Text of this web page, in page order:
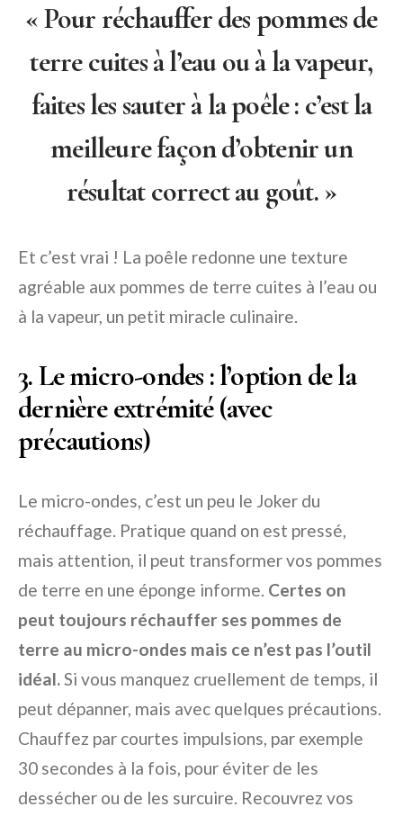
« Pour réchauffer des pommes de
terre cuites à l’eau ou à la vapeur,
faites les sauter à la poêle : c’est la
meilleure façon d’obtenir un
résultat correct au goût. »
Et c’est vrai ! La poêle redonne une texture
agréable aux pommes de terre cuites à l’eau ou
à la vapeur, un petit miracle culinaire.
3. Le micro-ondes : l’option de la
dernière extrémité (avec
précautions)
Le micro-ondes, c’est un peu le Joker du
réchauffage. Pratique quand on est pressé,
mais attention, il peut transformer vos pommes
de terre en une éponge informe. Certes on
peut toujours réchauffer ses pommes de
terre au micro-ondes mais ce n’est pas l’outil
idéal.Si vous manquez cruellement de temps, il
peut dépanner, mais avec quelques précautions.
Chauffez par courtes impulsions, par exemple
30 secondes à la fois, pour éviter de les
dessécher ou de les surcuire. Recouvrez vos